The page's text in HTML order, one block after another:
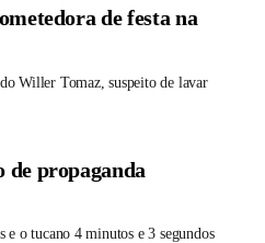
de festa na
Willer Tomaz, suspeito de lavar
de propaganda
e o tucano 4 minutos e 3 segundos